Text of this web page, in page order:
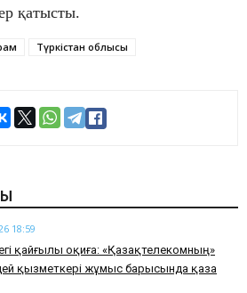
қатысты.
Түркістан облысы
18:59
қайғылы оқиға: «Қазақтелекомның»
қызметкері жұмыс барысында қаза